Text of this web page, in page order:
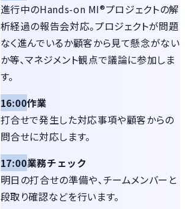
進行中のHands-on MI®プロジェクトの解
析経過の報告会対応。プロジェクトが問題
なく進んでいるか顧客から見て懸念がない
か等、マネジメント観点で議論に参加しま
す。
16:00作業
打合せで発生した対応事項や顧客からの
問合せに対応します。
17:00業務チェック
明日の打合せの準備や、チームメンバーと
段取り確認などを行います。